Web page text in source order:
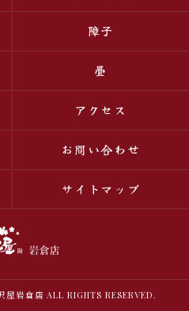
障子
畳
アクセス
お問い合わせ
サイトマップ
岩倉店 ALL RIGHTS RESERVED.